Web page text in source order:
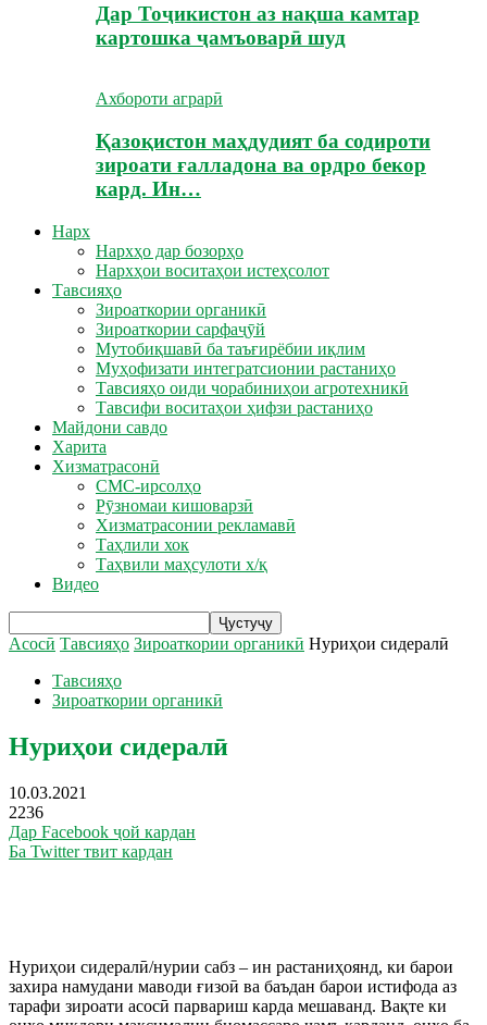
Дар Тоҷикистон аз нақша камтар
картошка ҷамъоварӣ шуд
Ахбороти аграрӣ
Қазоқистон маҳдудият ба содироти
зироати ғалладона ва ордро бекор
кард. Ин…
Нарх
Нархҳо дар бозорҳо
Нархҳои воситаҳои истеҳсолот
Тавсияҳо
Зироаткории органикӣ
Зироаткории сарфаҷӯй
Мутобиқшавӣ ба таъғирёбии иқлим
Муҳофизати интегратсионии растаниҳо
Тавсияҳо оиди чорабиниҳои агротехникӣ
Тавсифи воситаҳои ҳифзи растаниҳо
Майдони савдо
Харита
Хизматрасонӣ
СМС-ирсолҳо
Рӯзномаи кишоварзӣ
Хизматрасонии рекламавӣ
Таҳлили хок
Таҳвили маҳсулоти х/қ
Видео
Асосӣ Тавсияҳо Зироаткории органикӣ Нуриҳои сидералӣ
Тавсияҳо
Зироаткории органикӣ
Нуриҳои сидералӣ
10.03.2021
2236
Дар Facebook ҷой кардан
Ба Twitter твит кардан
Нуриҳои сидералӣ/нурии сабз – ин растаниҳоянд, ки барои
захира намудани маводи ғизоӣ ва баъдан барои истифода аз
тарафи зироати асосӣ парвариш карда мешаванд. Вақте ки